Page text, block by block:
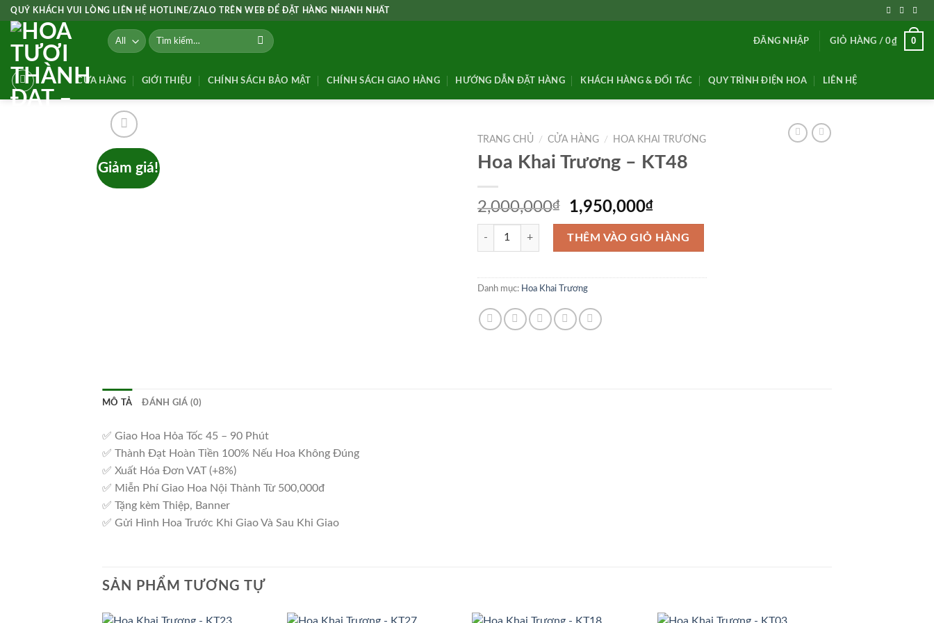
Skip
content
QUÝ KHÁCH VUI LÒNG LIÊN HỆ HOTLINE/ZALO TRÊN WEB ĐỂ ĐẶT HÀNG NHANH NHẤT
Tìm
kiếm:
ĐĂNG NHẬP GIỎ HÀNG /0₫ 0
CỬA HÀNG GIỚI THIỆU CHÍNH SÁCH BẢO MẬT CHÍNH SÁCH GIAO HÀNG HƯỚNG DẪN ĐẶT HÀNG KHÁCH HÀNG & ĐỐI TÁC QUY TRÌNH ĐIỆN HOA LIÊN HỆ
Giảm giá!
TRANG CHỦ / CỬA HÀNG / HOA KHAI TRƯƠNG
Hoa Khai Trương – KT48
2,000,000₫
Giá
gốc
là:
2,000,000₫.
1,950,000₫Giá
hiện
tại
là:
Hoa Khai Trương - KT48 số lượng
THÊM VÀO GIỎ HÀNG
Danh mục: Hoa Khai Trương
MÔ TẢ ĐÁNH GIÁ (0)
✅ Giao Hoa Hỏa Tốc 45 – 90 Phút
✅ Thành Đạt Hoàn Tiền 100% Nếu Hoa Không Đúng
✅ Xuất Hóa Đơn VAT (+8%)
✅ Miễn Phí Giao Hoa Nội Thành Từ 500,000đ
✅ Tặng kèm Thiệp, Banner
✅ Gửi Hình Hoa Trước Khi Giao Và Sau Khi Giao
SẢN PHẨM TƯƠNG TỰ